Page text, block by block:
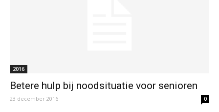
2016
Betere hulp bij noodsituatie voor senioren
23 december 2016 0